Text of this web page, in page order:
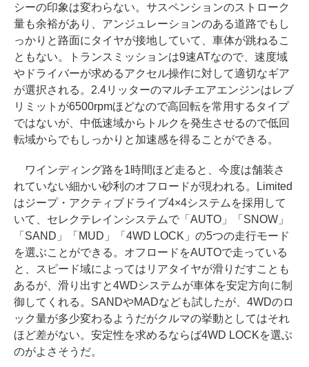
シーの印象は変わらない。サスペンションのストローク
量も余裕があり、アンジュレーションのある道路でもし
っかりと路面にタイヤが接地していて、車体が跳ねるこ
ともない。トランスミッションは9速ATなので、速度域
やドライバーが求めるアクセル操作に対して適切なギア
が選択される。2.4リッターのマルチエアエンジンはレブ
リミットが6500rpmほどなので高回転を常用するタイプ
ではないが、中低速域からトルクを発生させるので低回
転域からでもしっかりと加速感を得ることができる。
ワインディング路を1時間ほど走ると、今度は舗装さ
れていない細かい砂利のオフロードが現われる。Limited
はジープ・アクティブドライブ4×4システムを採用して
いて、セレクテレインシステムで「AUTO」「SNOW」
「SAND」「MUD」「4WD LOCK」の5つの走行モード
を選ぶことができる。オフロードをAUTOで走っている
と、スピード域によってはリアタイヤが滑りだすことも
あるが、滑り出すと4WDシステムが車体を安定方向に制
御してくれる。SANDやMADなども試したが、4WDのロ
ック量が多少変わるようだがクルマの挙動としてはそれ
ほど差がない。安定性を求めるならば4WD LOCKを選ぶ
のがよさそうだ。